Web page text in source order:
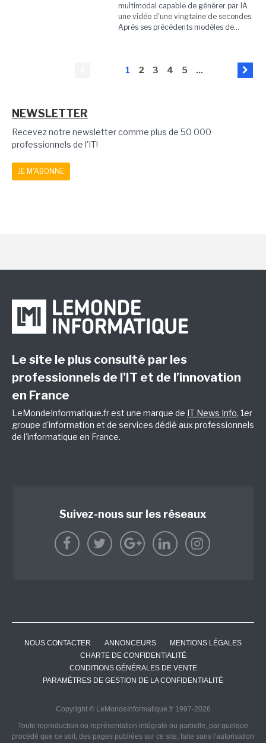
multimodal capable de générer par IA
une vidéo d'une vingtaine de secondes.
Après ses précédents modèles de...
1 2 3 4 5 ...
NEWSLETTER
Recevez notre newsletter comme plus de 50 000
professionnels de l'IT!
JE M'ABONNE
Le site le plus consulté par les
professionnels de l’IT et de l’innovation
en France
LeMondeInformatique.fr est une marque de IT News Info, 1er
groupe d'information et de services dédié aux professionnels
de l'informatique en France.
Suivez-nous sur les réseaux
NOUS CONTACTER ANNONCEURS
MENTIONS LÉGALES
CHARTE DE CONFIDENTIALITÉ
CONDITIONS GÉNÉRALES DE VENTE
PARAMÈTRES DE GESTION DE LA CONFIDENTIALITÉ
Copyright © LeMondeInformatique.fr 1997-2026
Toute reproduction ou représentation intégrale ou partielle, par quelque
procédé que ce soit, des pages publiées sur ce site, faite sans l'autorisation